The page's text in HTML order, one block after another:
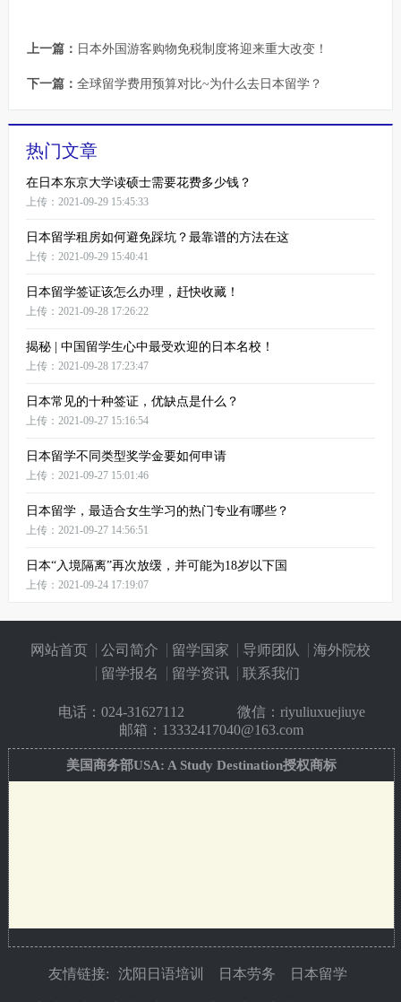
上一篇： 日本外国游客购物免税制度将迎来重大改变！
下一篇： 全球留学费用预算对比~为什么去日本留学？
热门文章
在日本东京大学读硕士需要花费多少钱？
上传：2021-09-29 15:45:33
日本留学租房如何避免踩坑？最靠谱的方法在这
上传：2021-09-29 15:40:41
日本留学签证该怎么办理，赶快收藏！
上传：2021-09-28 17:26:22
揭秘 | 中国留学生心中最受欢迎的日本名校！
上传：2021-09-28 17:23:47
日本常见的十种签证，优缺点是什么？
上传：2021-09-27 15:16:54
日本留学不同类型奖学金要如何申请
上传：2021-09-27 15:01:46
日本留学，最适合女生学习的热门专业有哪些？
上传：2021-09-27 14:56:51
日本“入境隔离”再次放缓，并可能为18岁以下国
上传：2021-09-24 17:19:07
网站首页 公司简介 留学国家 导师团队
海外院校
留学报名
留学资讯 联系我们
电话： 024-31627112
微信：riyuliuxuejiuye
邮箱：13332417040@163.com
美国商务部USA: A Study Destination授权商标
友情链接: 沈阳日语培训 日本劳务 日本留学